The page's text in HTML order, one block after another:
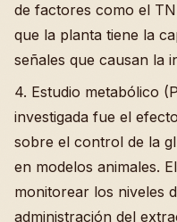
de factores como el
que la planta tiene la
señales que causan la
4. Estudio metabólico
investigada fue el
sobre el control de la
en modelos animales.
monitorear los niveles
administración del